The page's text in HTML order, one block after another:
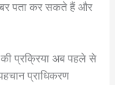
पता कर सकते हैं और
प्रक्रिया अब पहले से
प्राधिकरण